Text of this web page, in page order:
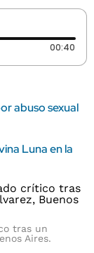
00:40
abuso sexual
Luna en la
tras un
Aires.